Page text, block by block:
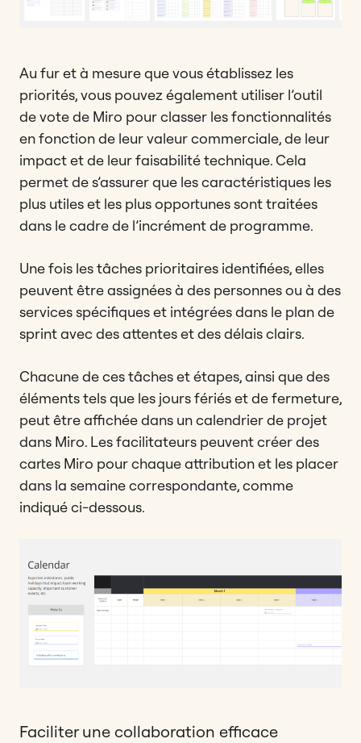
Au fur et à mesure que vous établissez les
priorités, vous pouvez également utiliser l’outil
de vote de Miro pour classer les fonctionnalités
en fonction de leur valeur commerciale, de leur
impact et de leur faisabilité technique. Cela
permet de s’assurer que les caractéristiques les
plus utiles et les plus opportunes sont traitées
dans le cadre de l’incrément de programme.
Une fois les tâches prioritaires identifiées, elles
peuvent être assignées à des personnes ou à des
services spécifiques et intégrées dans le plan de
sprint avec des attentes et des délais clairs.
Chacune de ces tâches et étapes, ainsi que des
éléments tels que les jours fériés et de fermeture,
peut être affichée dans un calendrier de projet
dans Miro. Les facilitateurs peuvent créer des
cartes Miro pour chaque attribution et les placer
dans la semaine correspondante, comme
indiqué ci-dessous.
Faciliter une collaboration efficace